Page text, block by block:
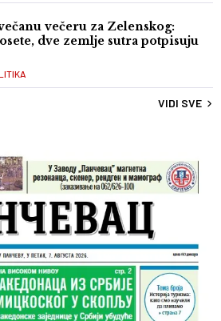
večeru za Zelenskog:
dve zemlje sutra potpisuju
VIDI SVE